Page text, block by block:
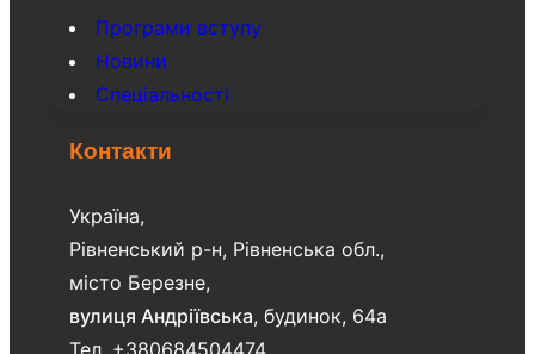
Програми вступу
Новини
Спеціальності
Контакти
Україна,
Рівненський р-н, Рівненська обл.,
місто Березне,
вулиця Андріївська, будинок, 64а